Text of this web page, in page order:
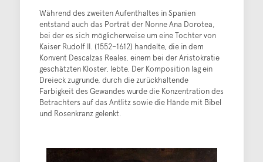
Während des zweiten Aufenthaltes in Spanien
entstand auch das Porträt der Nonne Ana Dorotea,
bei der es sich möglicherweise um eine Tochter von
Kaiser Rudolf II. (1552–1612) handelte, die in dem
Konvent Descalzas Reales, einem bei der Aristokratie
geschätzten Kloster, lebte. Der Komposition lag ein
Dreieck zugrunde, durch die zurückhaltende
Farbigkeit des Gewandes wurde die Konzentration des
Betrachters auf das Antlitz sowie die Hände mit Bibel
und Rosenkranz gelenkt.